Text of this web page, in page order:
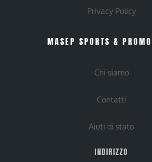
Privacy Policy
MASEP SPORTS &
Chi siamo
Contatti
Aiuti di stato
INDIRIZZO